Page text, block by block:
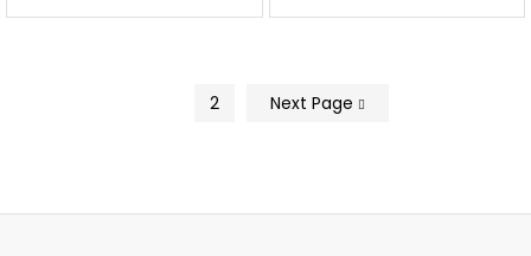
2 Next Page